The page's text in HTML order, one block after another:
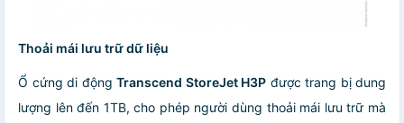
Thoải mái lưu trữ dữ liệu
Ổ cứng di động Transcend StoreJet H3P được trang bị dung
lượng lên đến 1TB, cho phép người dùng thoải mái lưu trữ mà